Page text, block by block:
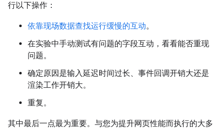
行以下操作：
依靠现场数据查找运行缓慢的互动。
在实验中手动测试有问题的字段互动，看看能否重现
问题。
确定原因是输入延迟时间过长、事件回调开销大还是
渲染工作开销大。
重复。
其中最后一点最为重要。与您为提升网页性能而执行的大多